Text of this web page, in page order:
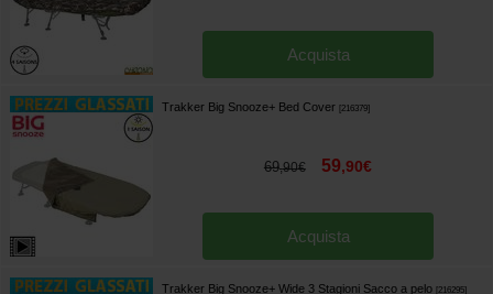
Acquista
Trakker Big Snooze+ Bed Cover [216379]
69,90€ 59,90€
Acquista
Trakker Big Snooze+ Wide 3 Stagioni Sacco a pelo [216295]